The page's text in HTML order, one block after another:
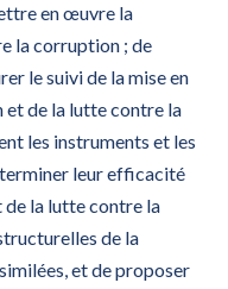
en œuvre la
la corruption ; de
le suivi de la mise en
de la lutte contre la
les instruments et les
leur efficacité
de la lutte contre la
de la
et de proposer